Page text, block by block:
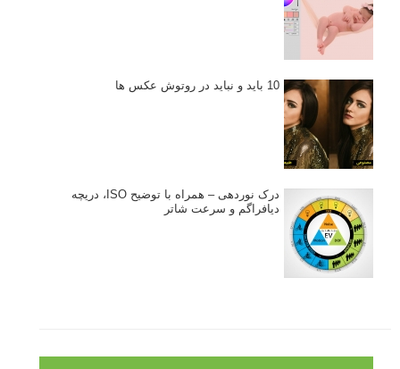
10 باید و نباید در روتوش عکس ها
درک نوردهی – همراه با توضیح ISO، دریچه
دیافراگم و سرعت شاتر